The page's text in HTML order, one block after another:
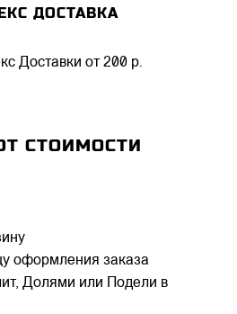
ДОСТАВКА
Доставки от 200 р.
СТОИМОСТИ
оформления заказа
Долями или Подели в